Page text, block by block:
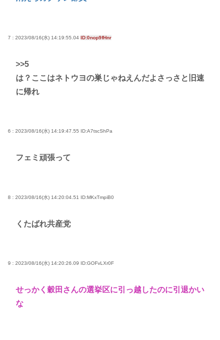
7 : 2023/08/16(水) 14:19:55.04 ID:0nop9fHnr
>>5
は？ここはネトウヨの巣じゃねえんだよさっさと旧速
に帰れ
6 : 2023/08/16(水) 14:19:47.55 ID:A7tscShPa
フェミ頑張って
8 : 2023/08/16(水) 14:20:04.51 ID:MKxTmpiB0
くたばれ共産党
9 : 2023/08/16(水) 14:20:26.09 ID:GOFvLXr0F
せっかく穀田さんの選挙区に引っ越したのに引退かい
な